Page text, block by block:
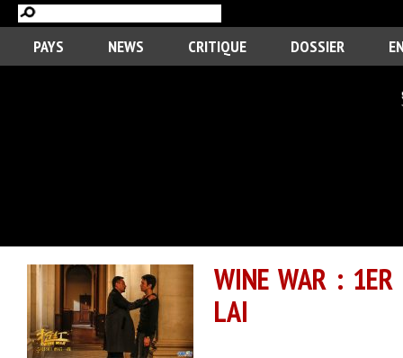
PAYS NEWS CRITIQUE DOSSIER
WINE WAR : 1ER
LAI